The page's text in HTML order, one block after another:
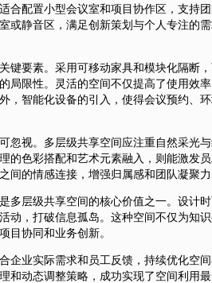
合配置小型会议室和项目协作区，支持
或静音区，满足创新策划与个人专注的
键要素。采用可移动家具和模块化隔断
局限性。灵活的空间不仅提高了使用效
，智能化设备的引入，使得会议预约、
忽视。多层级共享空间应注重自然采光
的色彩搭配和艺术元素融入，则能激发
间的情感连接，增强归属感和团队凝聚力
多层级共享空间的核心价值之一。设计
动，打破信息孤岛。这种空间不仅为知
目协同和业务创新。
企业实际需求和员工反馈，持续优化空
和动态调整策略，成功实现了空间利用